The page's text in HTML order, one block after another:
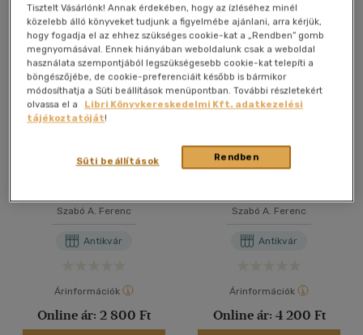
40 db / oldal
Alkalmaz
Összesen5db
forradalomról
Szabó A. Ferenc
Antikvár
Árinformációk
Online ár: 2 800 Ft
vonatkozásai egykor és ma
Szabó A. Ferenc
Antikvár
Árinformációk
Online ár: 4 200 Ft
Tisztelt Vásárlónk! Annak érdekében, hogy az ízléséhez minél
közelebb álló könyveket tudjunk a figyelmébe ajánlani, arra kérjük,
hogy fogadja el az ehhez szükséges cookie-kat a „Rendben” gomb
megnyomásával. Ennek hiányában weboldalunk csak a weboldal
használata szempontjából legszükségesebb cookie-kat telepíti a
böngészőjébe, de cookie-preferenciáit később is bármikor
módosíthatja a Süti beállítások menüpontban. További részletekért
olvassa el a
Libri Könyvkereskedelmi Kft. adatkezelési
tájékoztatóját!
Rendben
Süti beállítások